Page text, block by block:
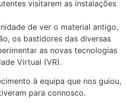
visitarem as instalações
de ver o material antigo,
os bastidores das diversas
as novas tecnologias
Virtual (VR).
à equipa que nos guiou,
para connosco.